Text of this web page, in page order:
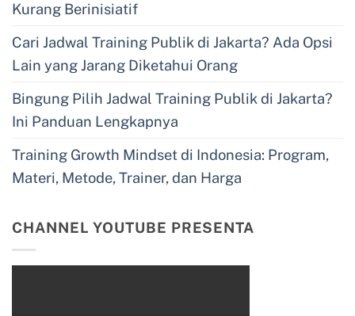
Kurang Berinisiatif
Cari Jadwal Training Publik di Jakarta? Ada Opsi
Lain yang Jarang Diketahui Orang
Bingung Pilih Jadwal Training Publik di Jakarta?
Ini Panduan Lengkapnya
Training Growth Mindset di Indonesia: Program,
Materi, Metode, Trainer, dan Harga
CHANNEL YOUTUBE PRESENTA